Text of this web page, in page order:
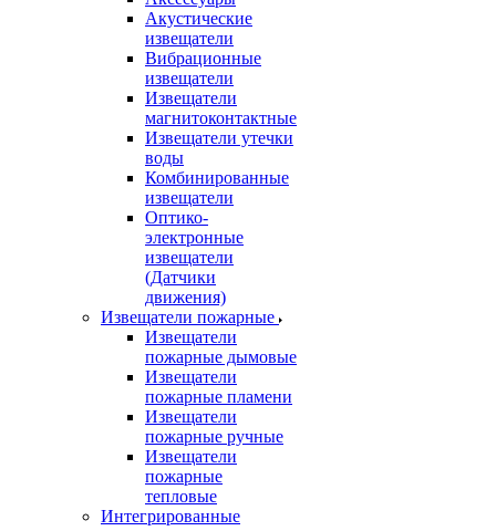
Акустические
извещатели
Вибрационные
извещатели
Извещатели
магнитоконтактные
Извещатели утечки
воды
Комбинированные
извещатели
Оптико-
электронные
извещатели
(Датчики
движения)
Извещатели пожарные
Извещатели
пожарные дымовые
Извещатели
пожарные пламени
Извещатели
пожарные ручные
Извещатели
пожарные
тепловые
Интегрированные